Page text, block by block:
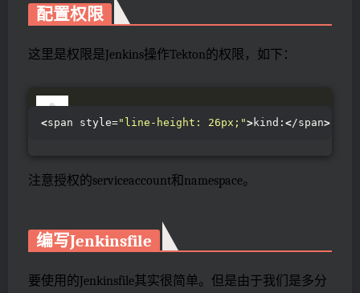
配置权限
这里是权限是Jenkins操作Tekton的权限，如下：
<span style="line-height: 26px;">kind: </span>
注意授权的serviceaccount和namespace。
编写Jenkinsfile
要使用的Jenkinsfile其实很简单。但是由于我们是多分